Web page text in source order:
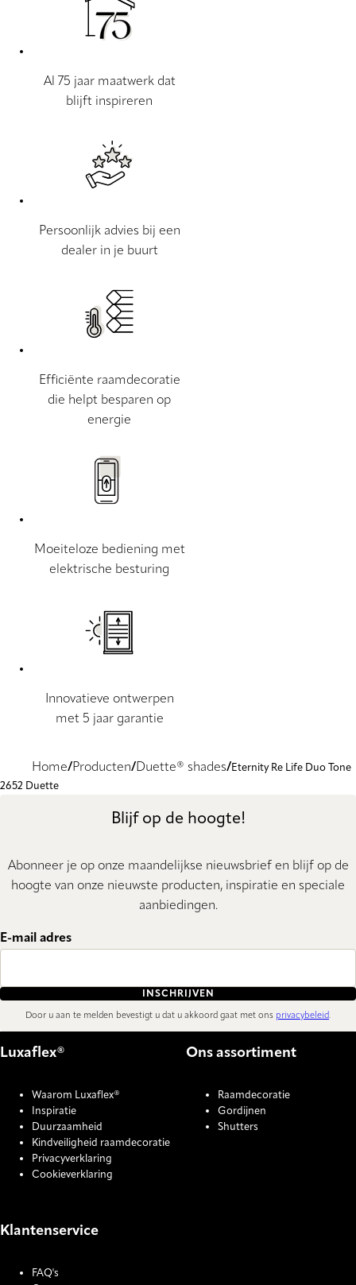
Al 75 jaar maatwerk dat
blijft inspireren
Persoonlijk advies bij een
dealer in je buurt
Efficiënte raamdecoratie
die helpt besparen op
energie
Moeiteloze bediening met
elektrische besturing
Innovatieve ontwerpen
met 5 jaar garantie
Home Producten Duette® shades
Eternity Re Life Duo Tone
2652 Duette
Blijf op de hoogte!
Abonneer je op onze maandelijkse nieuwsbrief en blijf op de
hoogte van onze nieuwste producten, inspiratie en speciale
aanbiedingen.
E-mail adres
INSCHRIJVEN
Door u aan te melden bevestigt u dat u akkoord gaat met ons privacybeleid.
Luxaflex®
Waarom Luxaflex®
Inspiratie
Duurzaamheid
Kindveiligheid raamdecoratie
Privacyverklaring
Cookieverklaring
Ons assortiment
Raamdecoratie
Gordijnen
Shutters
Klantenservice
FAQ's